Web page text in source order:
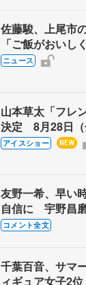
佐藤駿、上尾市
「ご飯がおいし
力」
ニュース
山本草太「フレ
決定 8月28日
静香さんプロデ
アイスショー NEW
友野一希、早い
自信に 宇野昌
いること 【ア
コメント全文
千葉百音、サマ
ィギュア女子2位